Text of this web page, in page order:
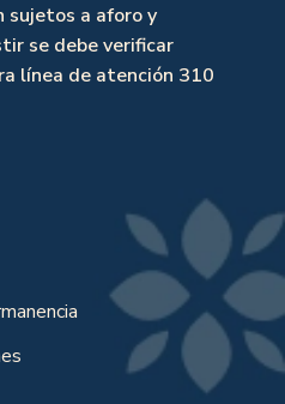
sujetos a aforo y
se debe verificar
línea de atención 310